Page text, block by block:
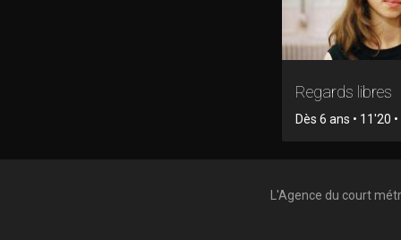
Regards libres
Dès 6 ans • 11'20
L'Agence du court